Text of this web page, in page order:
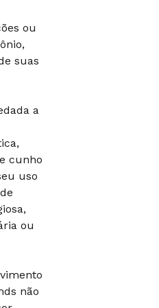
ou
suas
a
cunho
uso
ou
não